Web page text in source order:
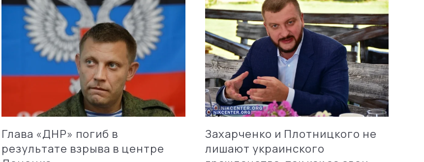
Глава «ДНР» погиб в
результате взрыва в центре
Захарченко и Плотницкого не
лишают украинского